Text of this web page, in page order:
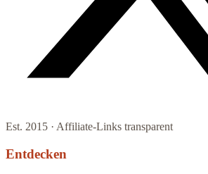
Est. 2015 · Affiliate-Links transparent
Entdecken